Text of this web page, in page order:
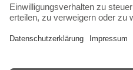
Warenkorb
Mein Konto